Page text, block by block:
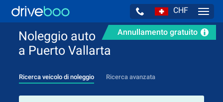
CHF
Annullamento gratuito
Noleggio auto
a Puerto Vallarta
Ricerca veicolo di noleggio Ricerca avanzata